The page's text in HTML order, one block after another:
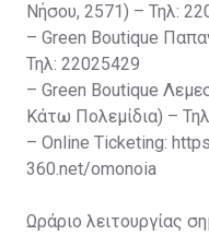
Νήσου, 2571) – Τηλ:
– Green Boutique
Τηλ: 22025429
– Green Boutique
Κάτω Πολεμίδια) –
– Online Ticketing:
360.net/omonoia
Ωράριο λειτουργίας